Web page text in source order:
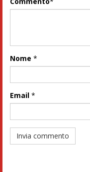
Nome *
Email *